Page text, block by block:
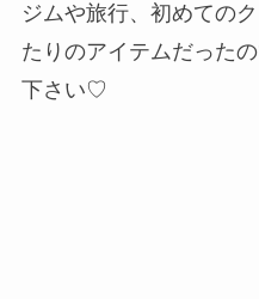
ジムや旅行、初めての
たりのアイテムだった
下さい♡